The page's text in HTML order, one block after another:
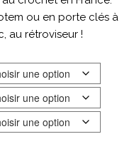
ou en porte clés à
au rétroviseur !